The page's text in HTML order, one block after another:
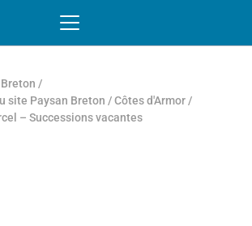
/
site Paysan Breton /Côtes d'Armor /
– Successions vacantes